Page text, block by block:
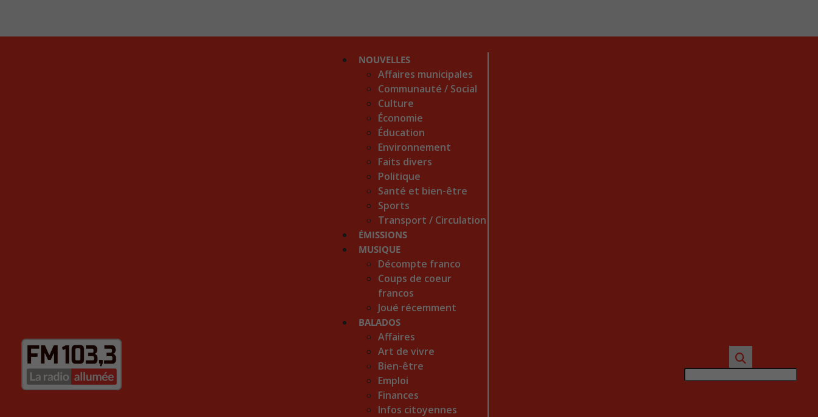
NOUVELLES
Affaires municipales
Communauté / Social
Culture
Économie
Éducation
Environnement
Faits divers
Politique
Santé et bien-être
Sports
Transport / Circulation
ÉMISSIONS
MUSIQUE
Décompte franco
Coups de coeur
francos
Joué récemment
BALADOS
Affaires
Art de vivre
Bien-être
Emploi
Finances
Infos citoyennes